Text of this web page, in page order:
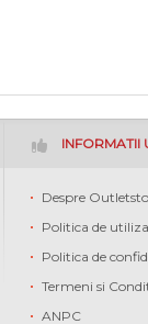
INFORMATII
Despre
Politica de
Politica de
Termeni si
ANPC